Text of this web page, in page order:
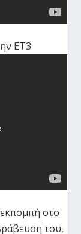
ΕΤ3
στο
του,